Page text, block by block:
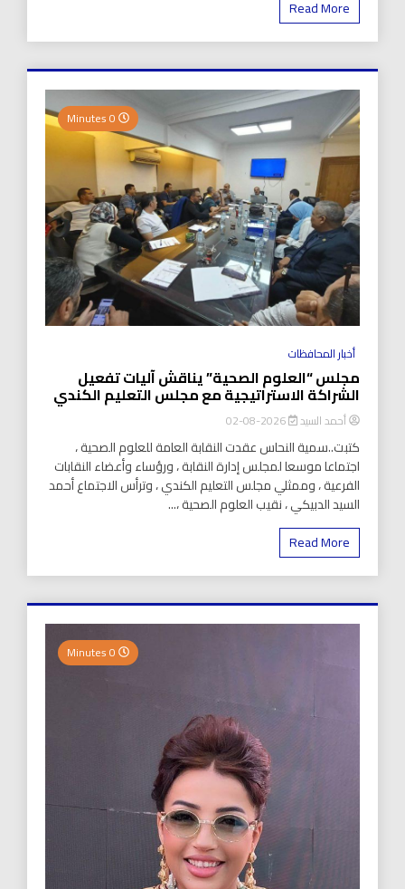
Read More
أخبار المحافظات
مجلس “العلوم الصحية” يناقش آليات تفعيل
الشراكة الاستراتيجية مع مجلس التعليم الكندي
أحمد السيد 2026-08-02
كتبت..سمية النحاس عقدت النقابة العامة للعلوم الصحية ،
اجتماعا موسعا لمجلس إدارة النقابة ، ورؤساء وأعضاء النقابات
الفرعية ، وممثلي مجلس التعليم الكندي ، وترأس الاجتماع أحمد
السيد الدبيكي ، نقيب العلوم الصحية ،...
Read More